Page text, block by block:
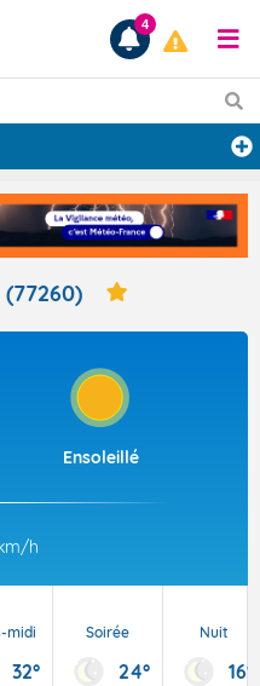
4
(77260)
Ensoleillé
h
midi
32°
Soirée
24°
Nuit
16°